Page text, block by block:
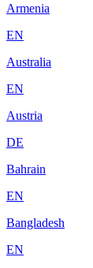
Armenia
EN
Australia
EN
Austria
DE
Bahrain
EN
Bangladesh
EN